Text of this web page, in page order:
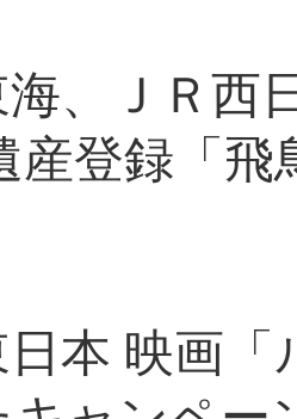
、ＪＲ西
産登録「
本 映画